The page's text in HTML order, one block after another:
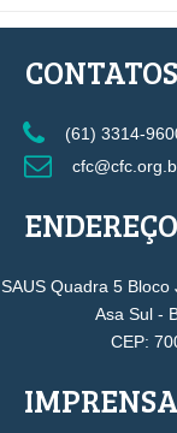
CONTATOS
(61) 3314-
ENDEREÇO
SAUS Quadra 5
Asa Sul -
CEP:
IMPRENSA